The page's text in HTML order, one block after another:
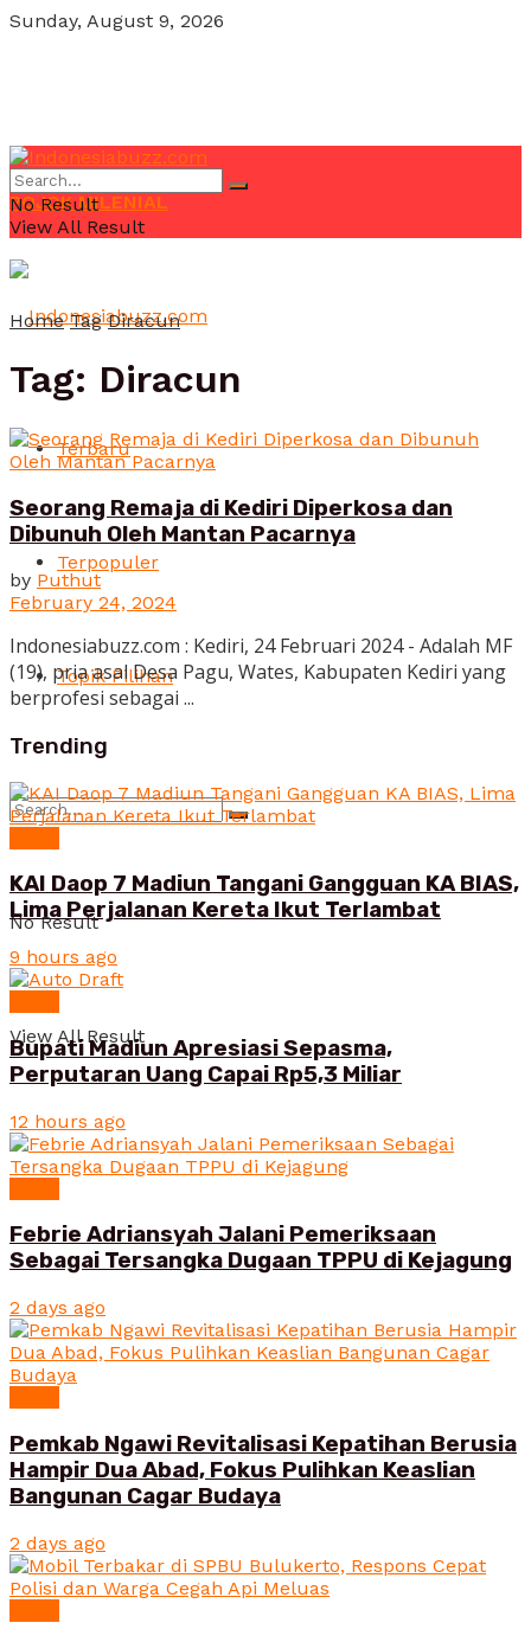
Sunday, August 9, 2026
POJOK MILENIAL
Terbaru
Terpopuler
Topik Pilihan
No Result
View All Result
No Result
View All Result
Home Tag Diracun
Tag: Diracun
Seorang Remaja di Kediri Diperkosa dan
Dibunuh Oleh Mantan Pacarnya
by Puthut
February 24, 2024
Indonesiabuzz.com : Kediri, 24 Februari 2024 - Adalah MF
(19), pria asal Desa Pagu, Wates, Kabupaten Kediri yang
berprofesi sebagai ...
Trending
KAI Daop 7 Madiun Tangani Gangguan KA BIAS,
Lima Perjalanan Kereta Ikut Terlambat
9 hours ago
Bupati Madiun Apresiasi Sepasma,
Perputaran Uang Capai Rp5,3 Miliar
12 hours ago
Febrie Adriansyah Jalani Pemeriksaan
Sebagai Tersangka Dugaan TPPU di Kejagung
2 days ago
Pemkab Ngawi Revitalisasi Kepatihan Berusia
Hampir Dua Abad, Fokus Pulihkan Keaslian
Bangunan Cagar Budaya
2 days ago